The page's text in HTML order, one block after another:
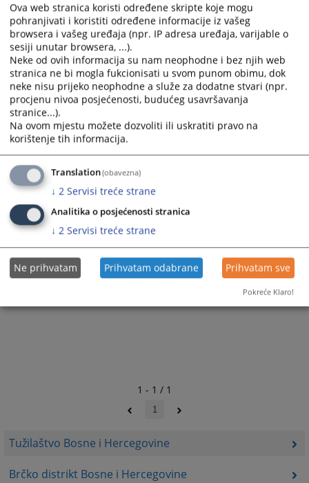
Tužilaštvo Bosne i Hercegovine
Brčko distrikt Bosne i Hercegovine
1 - 1 / 1
1
Ova web stranica koristi određene skripte koje mogu
pohranjivati i koristiti određene informacije iz vašeg
browsera i vašeg uređaja (npr. IP adresa uređaja, varijable o
sesiji unutar browsera, ...).
Neke od ovih informacija su nam neophodne i bez njih web
stranica ne bi mogla fukcionisati u svom punom obimu, dok
neke nisu prijeko neophodne a služe za dodatne stvari (npr.
procjenu nivoa posjećenosti, budućeg usavršavanja
stranice...).
Na ovom mjestu možete dozvoliti ili uskratiti pravo na
korištenje tih informacija.
Translation(obavezna)
↓ 2 Servisi treće strane
Analitika o posjećenosti stranica
↓ 2 Servisi treće strane
Ne prihvatam Prihvatam odabrane Prihvatam sve
Pokreće Klaro!